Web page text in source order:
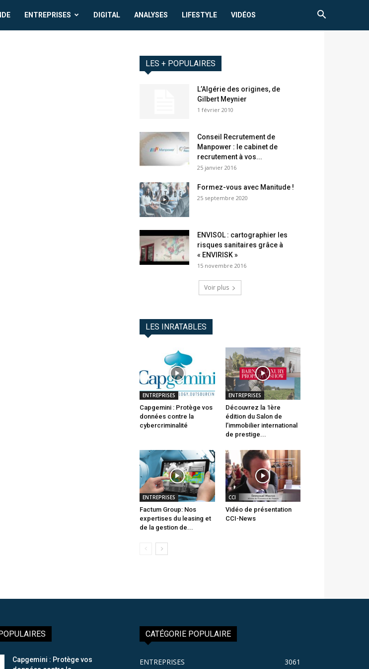
ENTREPRISES DIGITAL ANALYSES LIFESTYLE VIDÉOS
LES + POPULAIRES
L’Algérie des origines, de
Gilbert Meynier
1 février 2010
Conseil Recrutement de
Manpower : le cabinet de
recrutement à vos...
25 janvier 2016
Formez-vous avec Manitude !
25 septembre 2020
ENVISOL : cartographier les
risques sanitaires grâce à
« ENVIRISK »
15 novembre 2016
Voir plus
LES INRATABLES
ENTREPRISES
Capgemini : Protège vos
données contre la
cybercriminalité
ENTREPRISES
Découvrez la 1ère
édition du Salon de
l’immobilier international
de prestige...
ENTREPRISES
Factum Group: Nos
expertises du leasing et
de la gestion de...
CCI
Vidéo de présentation
CCI-News
Capgemini : Protège vos
CATÉGORIE POPULAIRE
ENTREPRISES 3061